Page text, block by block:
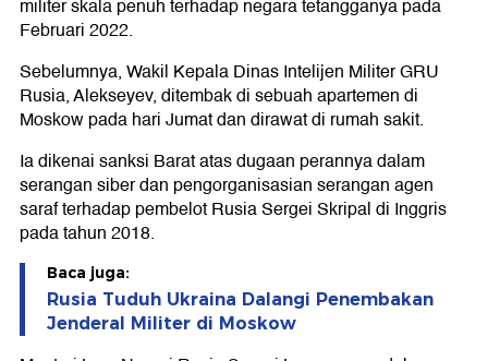
militer skala penuh terhadap negara tetangganya pada
Februari 2022.
Sebelumnya, Wakil Kepala Dinas Intelijen Militer GRU
Rusia, Alekseyev, ditembak di sebuah apartemen di
Moskow pada hari Jumat dan dirawat di rumah sakit.
Ia dikenai sanksi Barat atas dugaan perannya dalam
serangan siber dan pengorganisasian serangan agen
saraf terhadap pembelot Rusia Sergei Skripal di Inggris
pada tahun 2018.
Baca juga:
Rusia Tuduh Ukraina Dalangi Penembakan
Jenderal Militer di Moskow